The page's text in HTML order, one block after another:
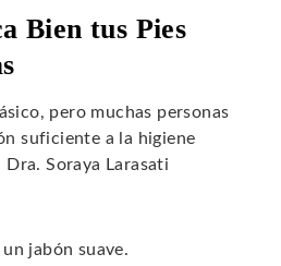
Bien tus Pies
pero muchas personas
suficiente a la higiene
Dra. Soraya Larasati
jabón suave.